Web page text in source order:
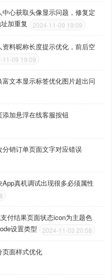
心获取头像显示问题，修复定
加重复
2024-11-09 19:09
料昵称长度提示优化，前后空
11-09 19:09
文本显示标签优化图片超出问
加悬浮在线客服按钮
销订单页面文字对应错误
真机调试出现很多必须属性
付结果页面状态icon为主题色
设置类型
2024-11-03 20:58
页面样式优化